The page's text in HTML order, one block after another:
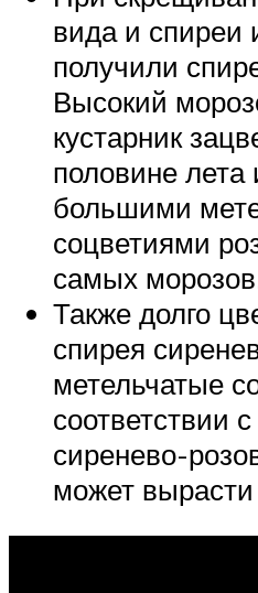
вида и спиреи
получили
Высокий
кустарник
половине лета
большими
соцветиями
самых
Также долго
спирея
метельчатые
соответствии
сиренево-
может